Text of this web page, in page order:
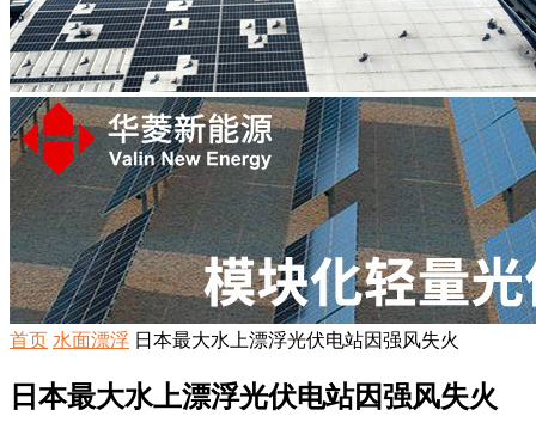
首页 水面漂浮 日本最大水上漂浮光伏电站因强风失火
日本最大水上漂浮光伏电站因强风失火